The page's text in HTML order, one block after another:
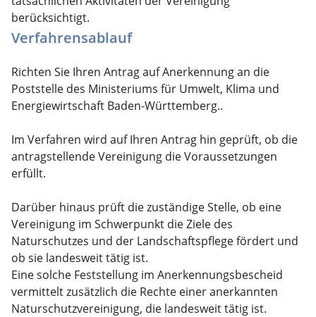
berücksichtigt.
Verfahrensablauf
Richten Sie Ihren Antrag auf Anerkennung an die
Poststelle des Ministeriums für Umwelt, Klima und
Energiewirtschaft Baden-Württemberg..
Im Verfahren wird auf Ihren Antrag hin geprüft, ob die
antragstellende Vereinigung die Voraussetzungen
erfüllt.
Darüber hinaus prüft die zuständige Stelle, ob eine
Vereinigung im Schwerpunkt die Ziele des
Naturschutzes und der Landschaftspflege fördert und
ob sie landesweit tätig ist.
Eine solche Feststellung im Anerkennungsbescheid
vermittelt zusätzlich die Rechte einer anerkannten
Naturschutzvereinigung, die landesweit tätig ist.